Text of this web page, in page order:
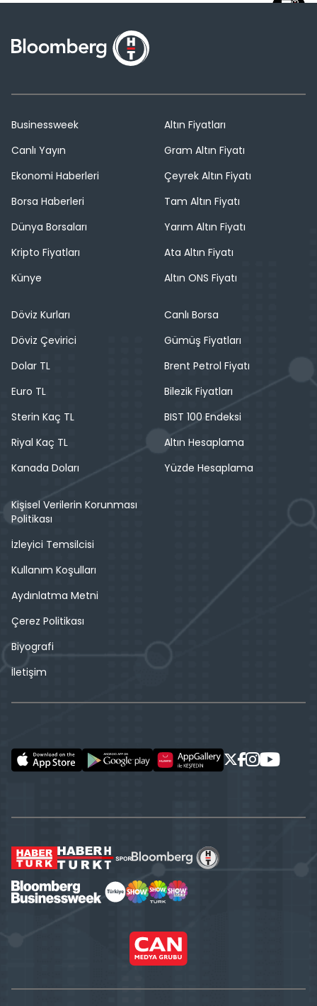
Businessweek
Canlı Yayın
Ekonomi Haberleri
Borsa Haberleri
Dünya Borsaları
Kripto Fiyatları
Künye
Altın Fiyatları
Gram Altın Fiyatı
Çeyrek Altın Fiyatı
Tam Altın Fiyatı
Yarım Altın Fiyatı
Ata Altın Fiyatı
Altın ONS Fiyatı
Döviz Kurları
Döviz Çevirici
Dolar TL
Euro TL
Sterin Kaç TL
Riyal Kaç TL
Kanada Doları
Canlı Borsa
Gümüş Fiyatları
Brent Petrol Fiyatı
Bilezik Fiyatları
BIST 100 Endeksi
Altın Hesaplama
Yüzde Hesaplama
Kişisel Verilerin Korunması
Politikası
İzleyici Temsilcisi
Kullanım Koşulları
Aydınlatma Metni
Çerez Politikası
Biyografi
İletişim